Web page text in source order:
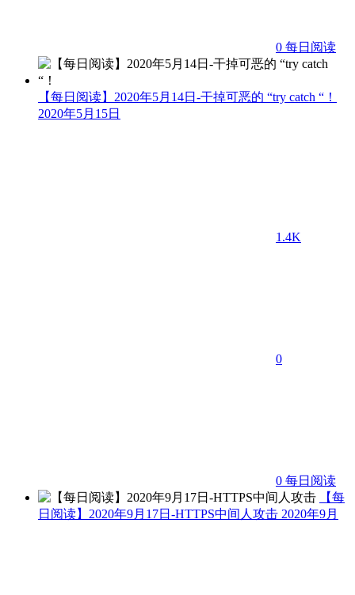
0 每日阅读
【每日阅读】2020年5月14日-干掉可恶的 “try catch “！
2020年5月15日
1.4K
0
0 每日阅读
【每
日阅读】2020年9月17日-HTTPS中间人攻击 2020年9月